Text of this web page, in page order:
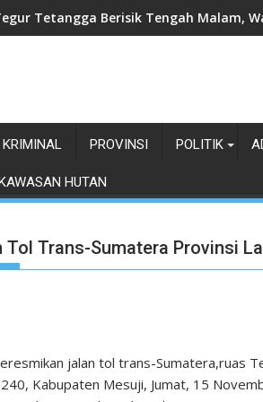
Tetangga Berisik Tengah Malam,
PROVINSI POLITIK
HUTAN
Trans-Sumatera Provinsi
jalan tol trans-Sumatera,ruas
Kabupaten Mesuji, Jumat, 15